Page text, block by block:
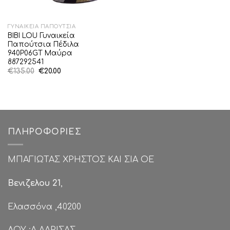
ΓΥΝΑΙΚΕΊΑ ΠΑΠΟΎΤΣΙΑ
BIBI LOU Γυναικεία
Παπούτσια Πέδιλα
940P06GT Μαύρα
887292541
€135.00 Original
€20.00Η
ΠΛΗΡΟΦΟΡΊΕΣ
ΜΠΑΓΙΩΤΑΣ ΧΡΗΣΤΟΣ ΚΑΙ ΣΙΑ ΟΕ
Βενιζελου 21,
Ελασσόνα ,40200